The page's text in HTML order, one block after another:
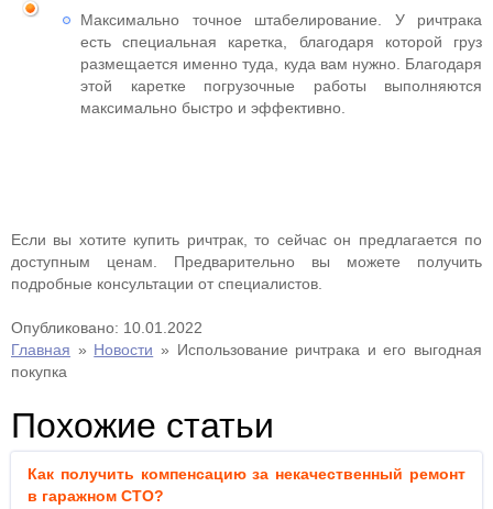
Максимально точное штабелирование. У ричтрака
есть специальная каретка, благодаря которой груз
размещается именно туда, куда вам нужно. Благодаря
этой каретке погрузочные работы выполняются
максимально быстро и эффективно.
Если вы хотите купить ричтрак, то сейчас он предлагается по
доступным ценам. Предварительно вы можете получить
подробные консультации от специалистов.
Опубликовано: 10.01.2022
Главная » Новости » Использование ричтрака и его выгодная
покупка
Похожие статьи
Как получить компенсацию за некачественный ремонт
в гаражном СТО?